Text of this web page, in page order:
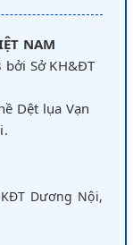
NAM
Sở KH&ĐT
Dệt lụa Vạn
Dương Nội,